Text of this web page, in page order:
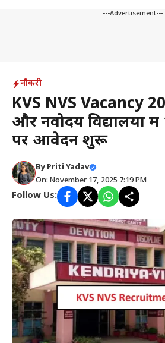
---Advertisement---
नौकरी
KVS NVS Vacancy
और नवोदय विद्यालयों
पर आवेदन शुरू
By Priti Yadav
On: November 17, 2025 7:19 PM
Follow Us: